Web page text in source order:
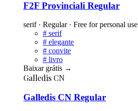
F2F Provinciali Regular
serif · Regular · Free for personal use
# serif
# elegante
# convite
# livro
Baixar grátis →
Galledis CN
Galledis CN Regular